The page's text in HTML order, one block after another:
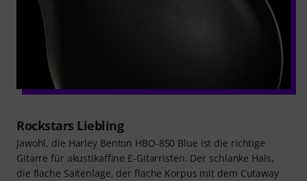
Rockstars Liebling
Jawohl, die Harley Benton HBO-850 Blue ist die richtige
Gitarre für akustikaffine E-Gitarristen. Der schlanke Hals,
die flache Saitenlage, der flache Korpus mit dem Cutaway